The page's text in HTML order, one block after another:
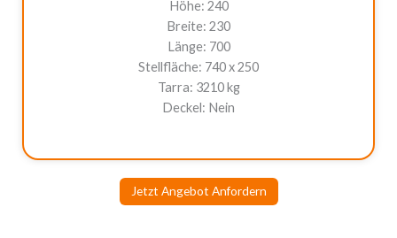
Höhe: 240
Breite: 230
Länge: 700
Stellfläche: 740 x 250
Tarra: 3210 kg
Deckel: Nein
Jetzt Angebot Anfordern